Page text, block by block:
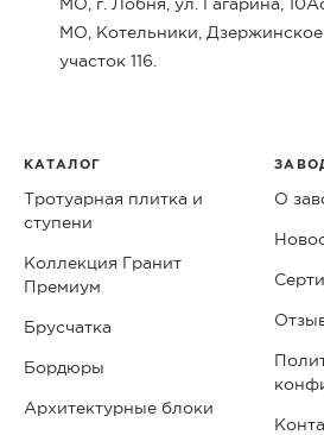
МО, Котельники,
участок 116.
КАТАЛОГ
Тротуарная плитка и
ступени
Коллекция Гранит
Премиум
Брусчатка
Бордюры
Архитектурные блоки
О